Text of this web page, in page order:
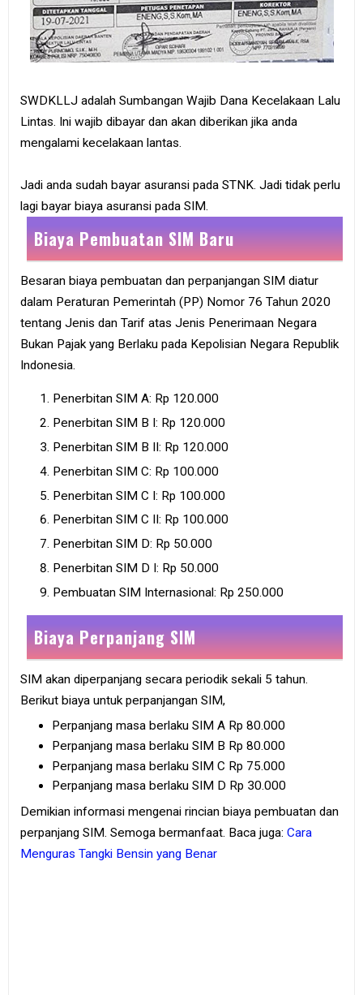
SWDKLLJ adalah Sumbangan Wajib Dana Kecelakaan Lalu
Lintas. Ini wajib dibayar dan akan diberikan jika anda
mengalami kecelakaan lantas.
Jadi anda sudah bayar asuransi pada STNK. Jadi tidak perlu
lagi bayar biaya asuransi pada SIM.
Biaya Pembuatan SIM Baru
Besaran biaya pembuatan dan perpanjangan SIM diatur
dalam Peraturan Pemerintah (PP) Nomor 76 Tahun 2020
tentang Jenis dan Tarif atas Jenis Penerimaan Negara
Bukan Pajak yang Berlaku pada Kepolisian Negara Republik
Indonesia.
Penerbitan SIM A: Rp 120.000
Penerbitan SIM B I: Rp 120.000
Penerbitan SIM B II: Rp 120.000
Penerbitan SIM C: Rp 100.000
Penerbitan SIM C I: Rp 100.000
Penerbitan SIM C II: Rp 100.000
Penerbitan SIM D: Rp 50.000
Penerbitan SIM D I: Rp 50.000
Pembuatan SIM Internasional: Rp 250.000
Biaya Perpanjang SIM
SIM akan diperpanjang secara periodik sekali 5 tahun.
Berikut biaya untuk perpanjangan SIM,
Perpanjang masa berlaku SIM A Rp 80.000
Perpanjang masa berlaku SIM B Rp 80.000
Perpanjang masa berlaku SIM C Rp 75.000
Perpanjang masa berlaku SIM D Rp 30.000
Demikian informasi mengenai rincian biaya pembuatan dan
perpanjang SIM. Semoga bermanfaat. Baca juga: Cara
Menguras Tangki Bensin yang Benar